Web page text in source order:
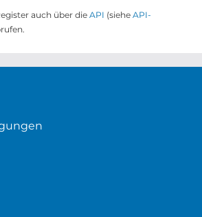
auch über die API (siehe API-